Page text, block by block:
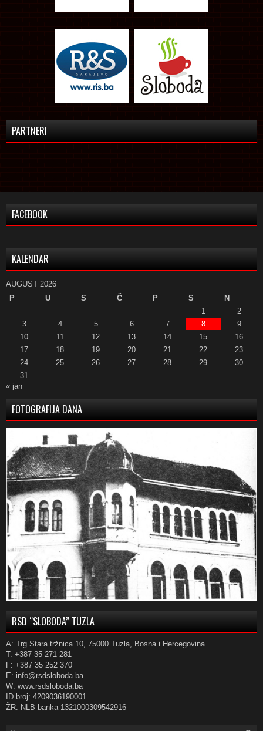
PARTNERI
FACEBOOK
KALENDAR
AUGUST 2026
P
U S Č P S
N
1
2
3
4 5 6 7 8
9
10
11 12 13 14 15
16
17
18 19 20 21 22
23
24
25 26 27 28 29
30
31
« jan
FOTOGRAFIJA DANA
RSD “SLOBODA” TUZLA
A: Trg Stara tržnica 10, 75000 Tuzla, Bosna i Hercegovina
T: +387 35 271 281
F: +387 35 252 370
E: info@rsdsloboda.ba
W: www.rsdsloboda.ba
ID broj: 4209036190001
ŽR: NLB banka 1321000309542916